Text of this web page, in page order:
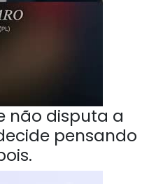
não disputa a
pensando